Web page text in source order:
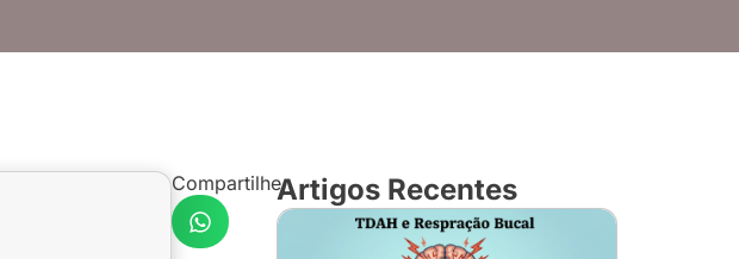
CompartilheArtigos Recentes